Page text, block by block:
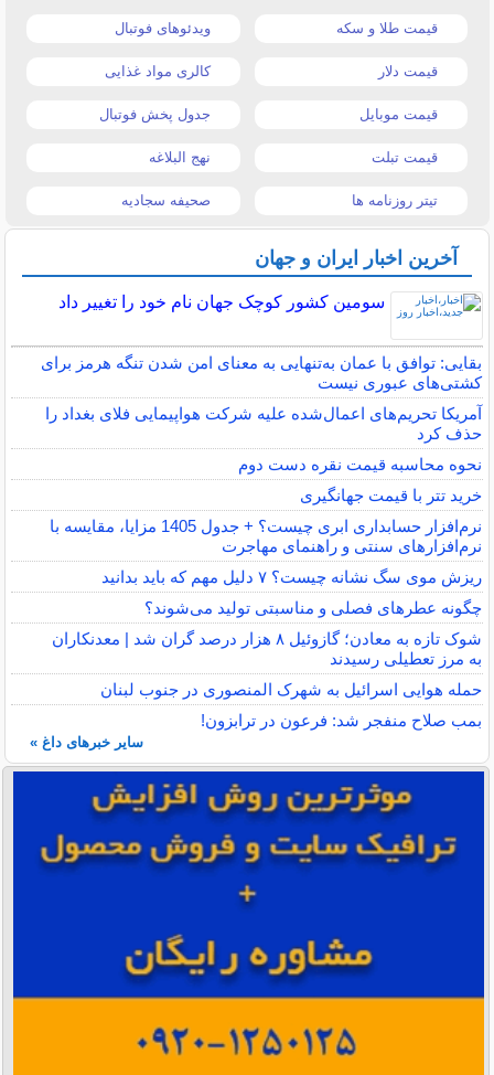
قیمت طلا و سکه ویدئوهای فوتبال
قیمت دلار کالری مواد غذایی
قیمت موبایل جدول پخش فوتبال
قیمت تبلت نهج البلاغه
تیتر روزنامه ها صحیفه سجادیه
آخرین اخبار ایران و جهان
سومین کشور کوچک جهان نام خود را تغییر داد
بقایی: توافق با عمان به‌تنهایی به معنای امن شدن تنگه هرمز برای
کشتی‌های عبوری نیست
آمریکا تحریم‌های اعمال‌شده علیه شرکت هواپیمایی فلای بغداد را
حذف کرد
نحوه محاسبه قیمت نقره دست دوم
خرید تتر با قیمت جهانگیری
نرم‌افزار حسابداری ابری چیست؟ + جدول 1405 مزایا، مقایسه با
نرم‌افزارهای سنتی و راهنمای مهاجرت
ریزش موی سگ نشانه چیست؟ ۷ دلیل مهم که باید بدانید
چگونه عطرهای فصلی و مناسبتی تولید می‌شوند؟
شوک تازه به معادن؛ گازوئیل ۸ هزار درصد گران شد | معدنکاران
به مرز تعطیلی رسیدند
حمله هوایی اسرائیل به شهرک المنصوری در جنوب لبنان
بمب صلاح منفجر شد: فرعون در ترابزون!
سایر خبرهای داغ »